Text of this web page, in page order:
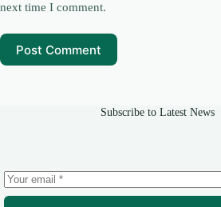
next time I comment.
Post Comment
Subscribe to Latest News